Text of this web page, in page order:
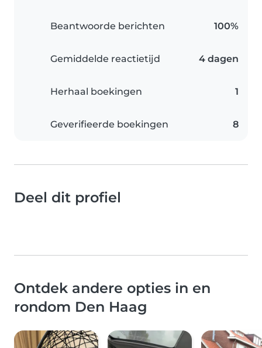
Beantwoorde berichten 100%
Gemiddelde reactietijd 4 dagen
Herhaal boekingen 1
Geverifieerde boekingen 8
Deel dit profiel
Ontdek andere opties in en
rondom Den Haag